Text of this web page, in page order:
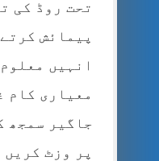
تحت روڈ کی
پیمائش
انہیں
معیاری کام
جاگیر سمجھ
پر وزٹ